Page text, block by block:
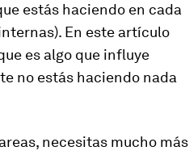
estás haciendo en cada
En este artículo
es algo que influye
no estás haciendo nada
necesitas mucho más